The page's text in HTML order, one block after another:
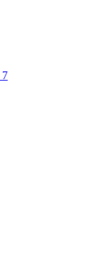
7